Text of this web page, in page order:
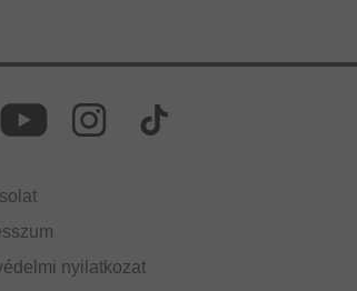
nyilatkozat